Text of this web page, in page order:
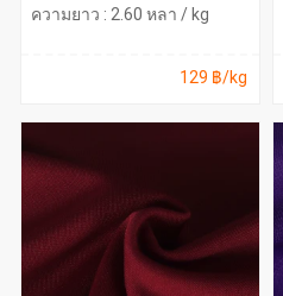
ความยาว : 2.60 หลา / kg
129 ฿/kg